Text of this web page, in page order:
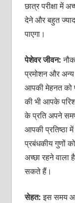
छात्र परीक्षा
देने और बहुत
पाएगा।
पेशेवर जीवन:
प्रमोशन और
आपकी मेहनत को
की भी आपके
के प्रति अपने
आपकी प्रतिष्‍ठा
प्रबंधकीय गुणों
अच्‍छा रहने
सकते हैं।
सेहत:इस समय